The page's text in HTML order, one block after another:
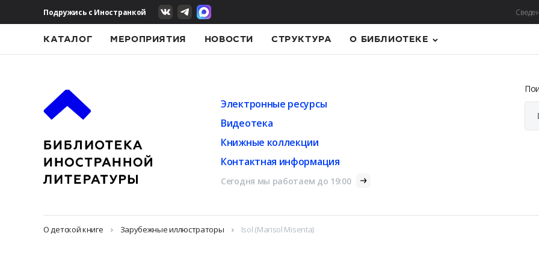
Подружись с Иностранкой
КАТАЛОГ МЕРОПРИЯТИЯ НОВОСТИ СТРУКТУРА О БИБЛИОТЕКЕ
Электронные ресурсы
Видеотека
Книжные коллекции
Контактная информация
Сегодня мы работаем до 19:00
О детской книге Зарубежные иллюстраторы Isol (Marisol Misenta)